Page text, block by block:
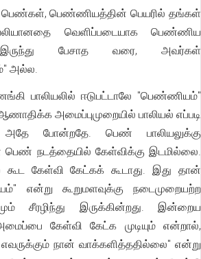
பெண்கள், பெண்ணியத்தின் பெயரில் தங்கள்
வெளிப்படையாக பெண்ணிய
பேசாத வரை, அவர்கள்
அல்ல.
பாலியலில் ஈடுபட்டாலே "பெண்ணியம்"
அமைப்புமுறையில் பாலியல் எப்படி
அதே போன்றதே. பெண் பாலியலுக்கு
நடத்தையில் கேள்விக்கு இடமில்லை.
கேள்வி கேட்கக் கூடாது. இது தான்
என்று கூறுமளவுக்கு நடைமுறையற்ற
சீரழிந்து இருக்கின்றது. இன்றைய
கேள்வி கேட்க முடியும் என்றால்,
நான் வாக்களித்ததில்லை" என்று